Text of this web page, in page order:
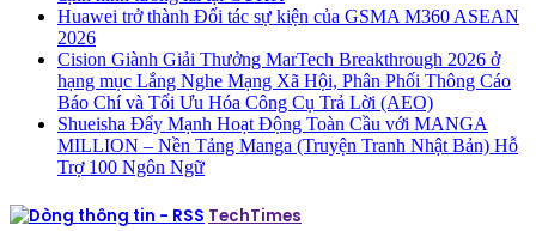
Huawei trở thành Đối tác sự kiện của GSMA M360 ASEAN
2026
Cision Giành Giải Thưởng MarTech Breakthrough 2026 ở
hạng mục Lắng Nghe Mạng Xã Hội, Phân Phối Thông Cáo
Báo Chí và Tối Ưu Hóa Công Cụ Trả Lời (AEO)
Shueisha Đẩy Mạnh Hoạt Động Toàn Cầu với MANGA
MILLION – Nền Tảng Manga (Truyện Tranh Nhật Bản) Hỗ
Trợ 100 Ngôn Ngữ
TechTimes